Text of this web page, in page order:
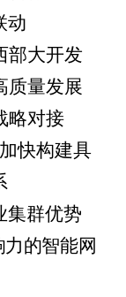
动
大开发
量发展
略对接
加快构建具
群优势
的智能网